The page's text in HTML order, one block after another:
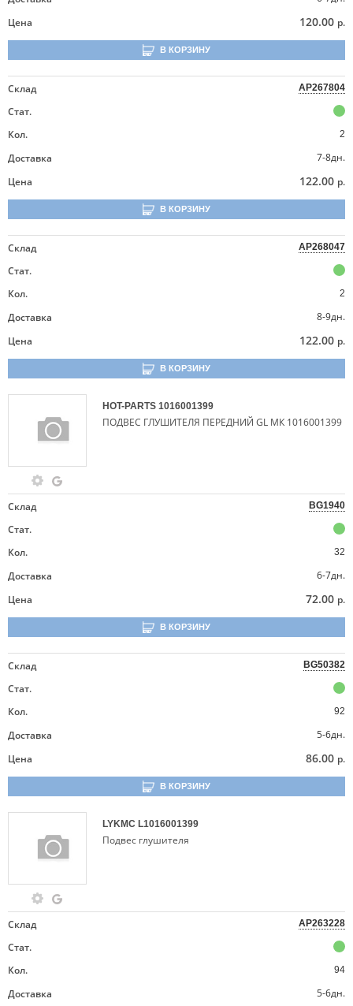
Цена
120.00 р.
В КОРЗИНУ
Склад AP267804
Стат.
Кол.
2
Доставка
7-8дн.
Цена
122.00 р.
В КОРЗИНУ
Склад AP268047
Стат.
Кол.
2
Доставка
8-9дн.
Цена
122.00 р.
В КОРЗИНУ
HOT-PARTS 1016001399
ПОДВЕС ГЛУШИТЕЛЯ ПЕРЕДНИЙ GL МК 1016001399
Склад BG1940
Стат.
Кол.
32
Доставка
6-7дн.
Цена
72.00 р.
В КОРЗИНУ
Склад BG50382
Стат.
Кол.
92
Доставка
5-6дн.
Цена
86.00 р.
В КОРЗИНУ
LYKMC L1016001399
Подвес глушителя
Склад AP263228
Стат.
Кол.
94
Доставка 5-6дн.